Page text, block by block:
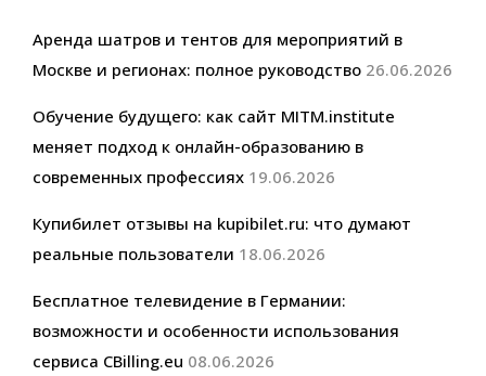
Аренда шатров и тентов для мероприятий в
Москве и регионах: полное руководство 26.06.2026
Обучение будущего: как сайт MITM.institute
меняет подход к онлайн-образованию в
современных профессиях 19.06.2026
Купибилет отзывы на kupibilet.ru: что думают
реальные пользователи 18.06.2026
Бесплатное телевидение в Германии:
возможности и особенности использования
сервиса CBilling.eu 08.06.2026